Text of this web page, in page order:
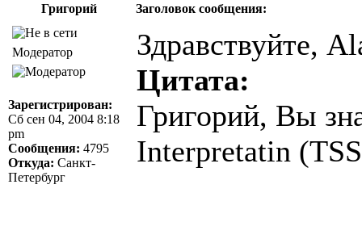
Григорий
Заголовок сообщения:
Модератор
Зарегистрирован:
Сб сен 04, 2004 8:18
pm
Сообщения: 4795
Откуда: Санкт-
Петербург
Здравствуйте,
Цитата:
Григорий, Вы
Interpretatin